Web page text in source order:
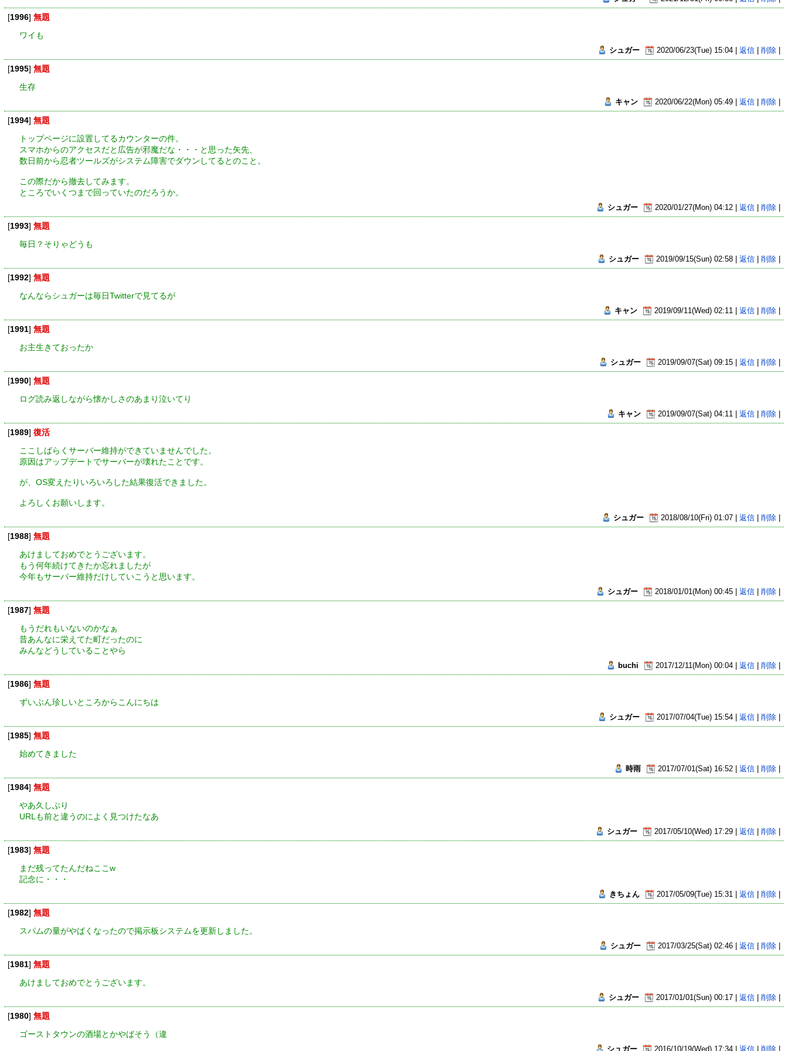
[1996]無題
ワイも
シュガー 2020/06/23(Tue) 15:04 | 返信| 削除|
[1995]無題
生存
キャン 2020/06/22(Mon) 05:49 | 返信| 削除|
[1994]無題
トップページに設置してるカウンターの件。
スマホからのアクセスだと広告が邪魔だな・・・と思った矢先、
数日前から忍者ツールズがシステム障害でダウンしてるとのこと。
この際だから撤去してみます。
ところでいくつまで回っていたのだろうか。
シュガー 2020/01/27(Mon) 04:12 | 返信| 削除|
[1993]無題
毎日？そりゃどうも
シュガー 2019/09/15(Sun) 02:58 | 返信| 削除|
[1992]無題
なんならシュガーは毎日Twitterで見てるが
キャン 2019/09/11(Wed) 02:11 | 返信| 削除|
[1991]無題
お主生きておったか
シュガー 2019/09/07(Sat) 09:15 | 返信| 削除|
[1990]無題
ログ読み返しながら懐かしさのあまり泣いてり
キャン 2019/09/07(Sat) 04:11 | 返信| 削除|
[1989]復活
ここしばらくサーバー維持ができていませんでした。
原因はアップデートでサーバーが壊れたことです。
が、OS変えたりいろいろした結果復活できました。
よろしくお願いします。
シュガー 2018/08/10(Fri) 01:07 | 返信| 削除|
[1988]無題
あけましておめでとうございます。
もう何年続けてきたか忘れましたが
今年もサーバー維持だけしていこうと思います。
シュガー 2018/01/01(Mon) 00:45 | 返信| 削除|
[1987]無題
もうだれもいないのかなぁ
昔あんなに栄えてた町だったのに
みんなどうしていることやら
buchi 2017/12/11(Mon) 00:04 | 返信| 削除|
[1986]無題
ずいぶん珍しいところからこんにちは
シュガー 2017/07/04(Tue) 15:54 | 返信| 削除|
[1985]無題
始めてきました
時雨 2017/07/01(Sat) 16:52 | 返信| 削除|
[1984]無題
やあ久しぶり
URLも前と違うのによく見つけたなあ
シュガー 2017/05/10(Wed) 17:29 | 返信| 削除|
[1983]無題
まだ残ってたんだねここw
記念に・・・
きちょん 2017/05/09(Tue) 15:31 | 返信| 削除|
[1982]無題
スパムの量がやばくなったので掲示板システムを更新しました。
シュガー 2017/03/25(Sat) 02:46 | 返信| 削除|
[1981]無題
あけましておめでとうございます。
シュガー 2017/01/01(Sun) 00:17 | 返信| 削除|
[1980]無題
ゴーストタウンの酒場とかやばそう（違
シュガー 2016/10/19(Wed) 17:34 | 返信| 削除|